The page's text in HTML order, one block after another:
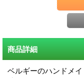
商品詳細
ベルギーのハンドメ